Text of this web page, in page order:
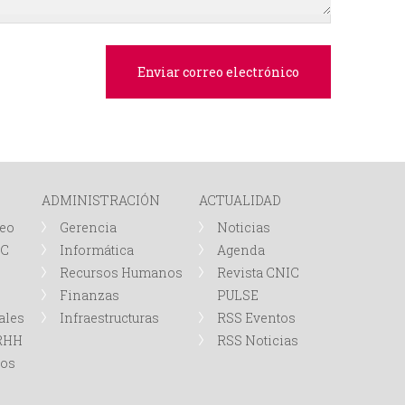
d
a
ADMINISTRACIÓN
Gerencia
Informática
Recursos Humanos
Finanzas
Infraestructuras
ACTUALIDAD
Noticias
Agenda
Revista CNIC
PULSE
RSS Eventos
RSS Noticias